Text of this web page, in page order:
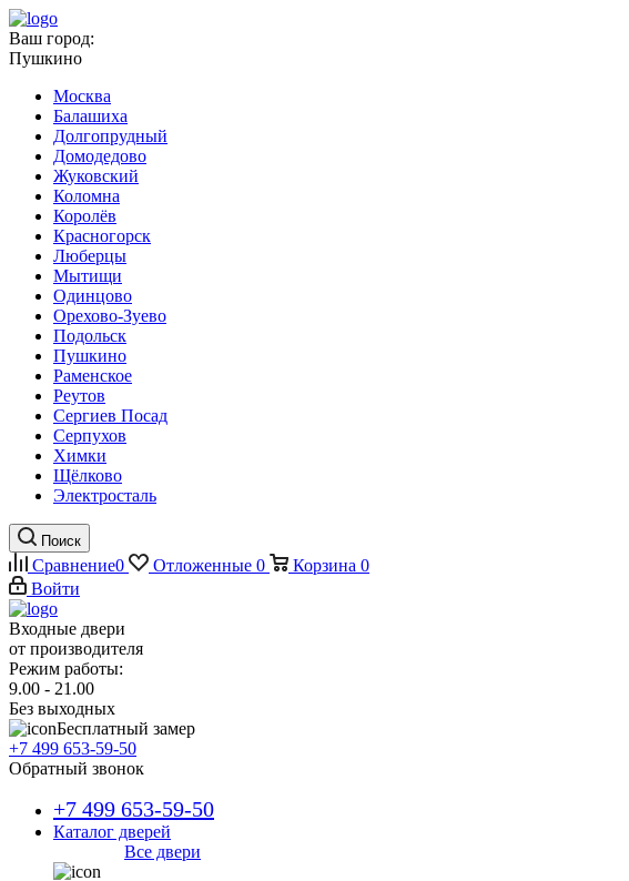
Ваш город:
Пушкино
Москва
Балашиха
Долгопрудный
Домодедово
Жуковский
Коломна
Королёв
Красногорск
Люберцы
Мытищи
Одинцово
Орехово-Зуево
Подольск
Пушкино
Раменское
Реутов
Сергиев Посад
Серпухов
Химки
Щёлково
Электросталь
Поиск
Сравнение0 Отложенные 0 Корзина 0
Войти
Входные двери
от производителя
Режим работы:
9.00 - 21.00
Без выходных
Бесплатный замер
+7 499 653-59-50
Обратный звонок
+7 499 653-59-50
Каталог дверей
Все двери